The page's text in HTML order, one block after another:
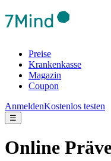
Preise
Krankenkasse
Magazin
Coupon
AnmeldenKostenlos testen
☰
Online